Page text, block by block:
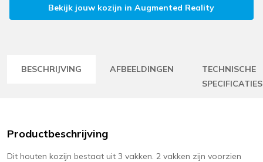
Bekijk jouw kozijn in Augmented Reality
BESCHRIJVING AFBEELDINGEN
TECHNISCHE
SPECIFICATIES
Productbeschrijving
Dit houten kozijn bestaat uit 3 vakken. 2 vakken zijn voorzien